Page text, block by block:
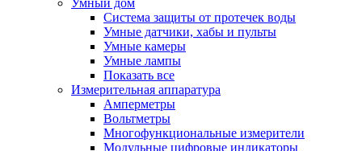
Умный дом
Система защиты от протечек воды
Умные датчики, хабы и пульты
Умные камеры
Умные лампы
Показать все
Измерительная аппаратура
Амперметры
Вольтметры
Многофункциональные измерители
Модульные цифровые индикаторы